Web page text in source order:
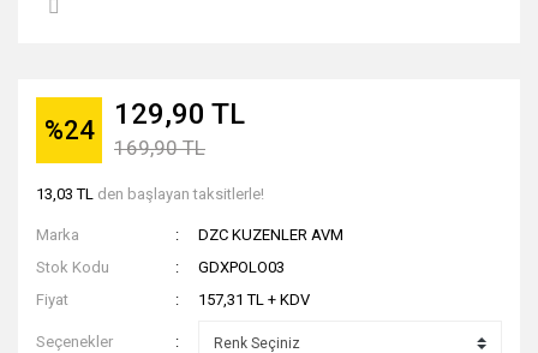
%24 129,90 TL
169,90 TL
13,03 TL den başlayan taksitlerle!
Marka
DZC KUZENLER AVM
Stok Kodu
GDXPOLO03
Fiyat
157,31 TL + KDV
Seçenekler